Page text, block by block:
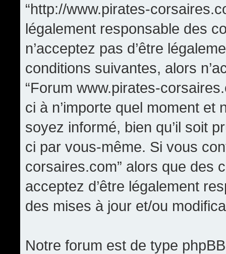
“http://www.pirates-
légalement responsable des
n’acceptez pas d’être
conditions suivantes, alors
“Forum www.pirates-
ci à n’importe quel moment
soyez informé, bien qu’il soit
ci par vous-même. Si vous
corsaires.com” alors que des
acceptez d’être légalement
des mises à jour et/ou
Notre forum est de type phpBB